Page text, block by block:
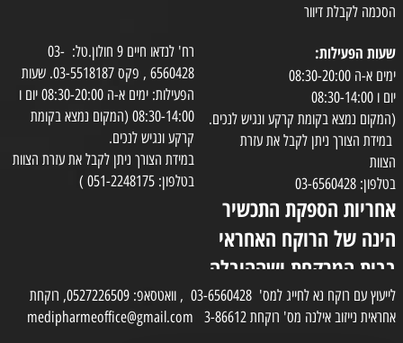
הסכמה לקבלת דיוור
שעות הפעילות:
ימים א-ה 08:30-20:00
יום ו 08:30-14:00
(המקום נמצא בקומת קרקע ונגיש לנכים.
במידת הצורך ניתן לקבל את עזרת
הצוות
בטלפון: 03-6560428
אחריות הספקת התכשיר
הינה של הרוקח האחראי
בבית המרקחת ושההובלה
בפועל תעשה בעזרת
השליח
רח' לנדאו חיים 9 חולון.טל: 03-
6560428 , פקס 03-5518187. שעות
הפעילות: ימים א-ה 08:30-20:00 יום ו
08:30-14:00 (המקום נמצא בקומת
קרקע ונגיש לנכים.
במידת הצורך ניתן לקבל את עזרת הצוות
בטלפון: 051-2248175 )
לייעוץ עם רוקח נא לחייג למס' 03-6560428 , וואטסאפ: 0527226509, רוקחת
אחראית נייזוב אילנה מס' רוקחת 3-86612 medipharmeoffice@gmail.com